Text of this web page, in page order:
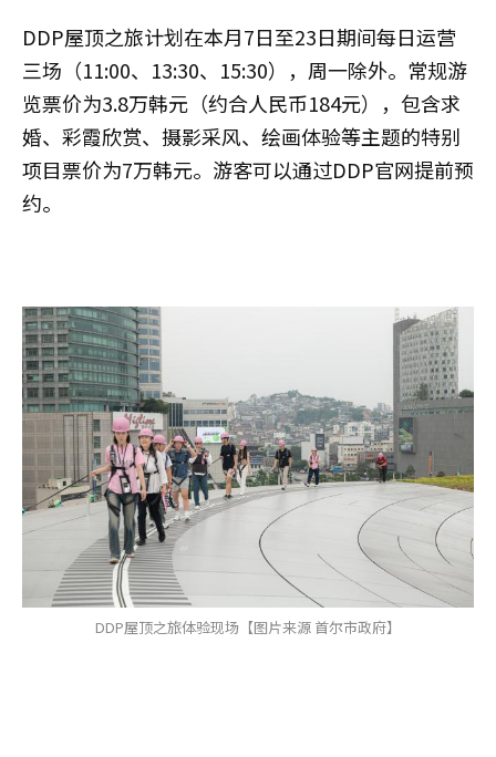
DDP屋顶之旅计划在本月7日至23日期间每日运营
三场（11:00、13:30、15:30），周一除外。常规游
览票价为3.8万韩元（约合人民币184元），包含求
婚、彩霞欣赏、摄影采风、绘画体验等主题的特别
项目票价为7万韩元。游客可以通过DDP官网提前预
约。
DDP屋顶之旅体验现场【图片来源 首尔市政府】